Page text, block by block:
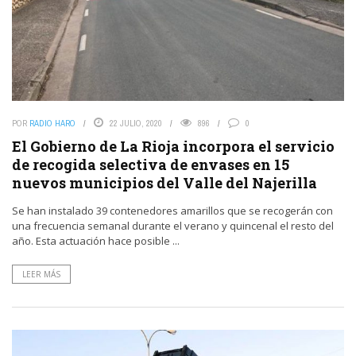
POR RADIO HARO 22 JULIO, 2020 896 0
El Gobierno de La Rioja incorpora el servicio
de recogida selectiva de envases en 15
nuevos municipios del Valle del Najerilla
Se han instalado 39 contenedores amarillos que se recogerán con
una frecuencia semanal durante el verano y quincenal el resto del
año. Esta actuación hace posible ...
LEER MÁS